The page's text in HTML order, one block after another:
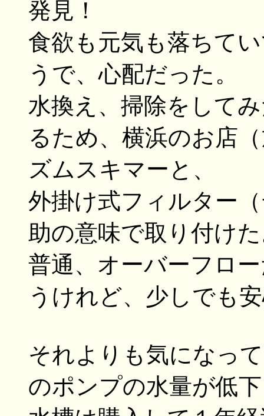
発見！
食欲も元気も落ちて
うで、心配だった。
水換え、掃除をして
るため、横浜のお店
ズムスキマーと、
外掛け式フィルター
助の意味で取り付け
普通、オーバーフロ
うけれど、少しでも
それよりも気になっ
のポンプの水量が低